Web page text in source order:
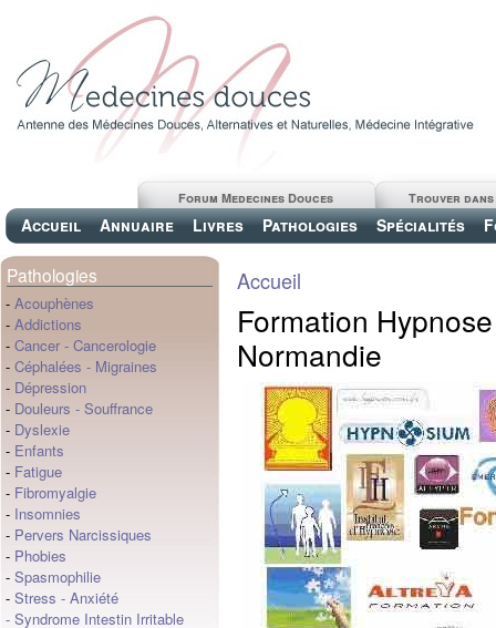
Accueil Annuaire Livres Pathologies Spécialités
Trouver
Forum Medecines Douces
Pathologies
- Acouphènes
- Addictions
- Cancer - Cancerologie
- Céphalées - Migraines
- Dépression
- Douleurs - Souffrance
- Dyslexie
- Enfants
- Fatigue
- Fibromyalgie
- Insomnies
- Pervers Narcissiques
- Phobies
- Spasmophilie
- Stress - Anxiété
- Syndrome Intestin Irritable
Accueil
Formation
Normandie